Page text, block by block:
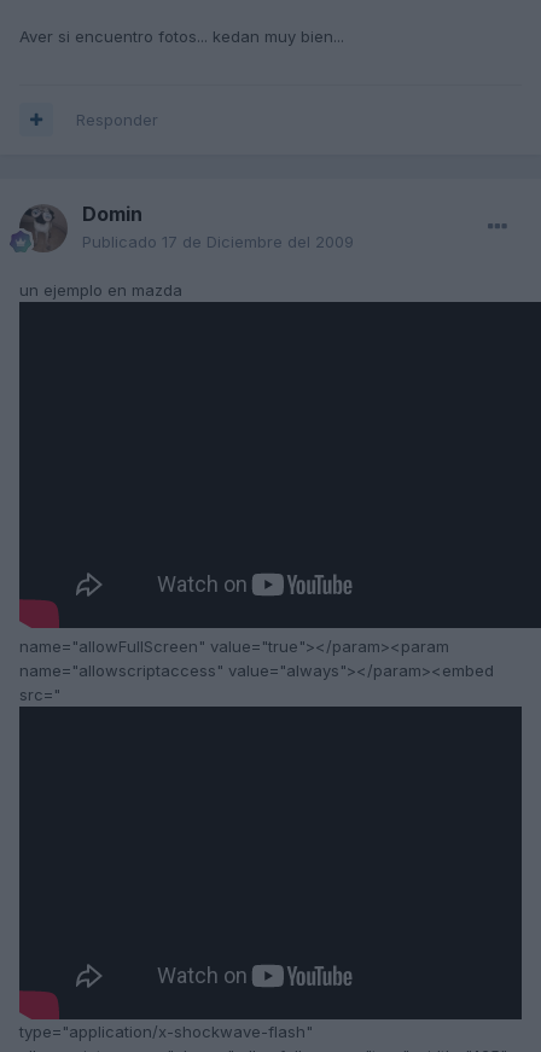
Aver si encuentro fotos... kedan muy bien...
Responder
Domin
Publicado 17 de Diciembre del 2009
un ejemplo en mazda
name="allowFullScreen" value="true"></param><param
name="allowscriptaccess" value="always"></param><embed
src="
type="application/x-shockwave-flash"